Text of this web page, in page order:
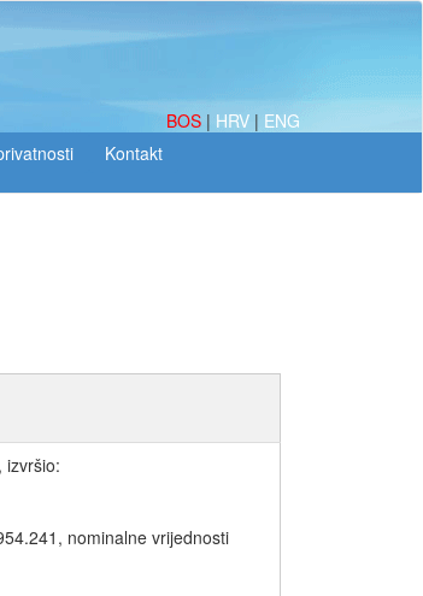
BOS | HRV | ENG
izvršio:
nominalne vrijednosti